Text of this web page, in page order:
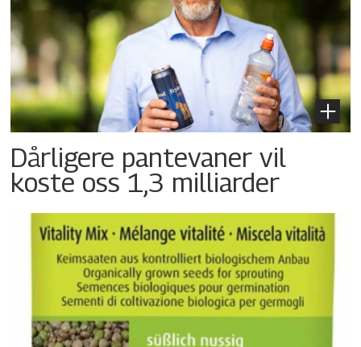
Dårligere pantevaner vil
koste oss 1,3 milliarder